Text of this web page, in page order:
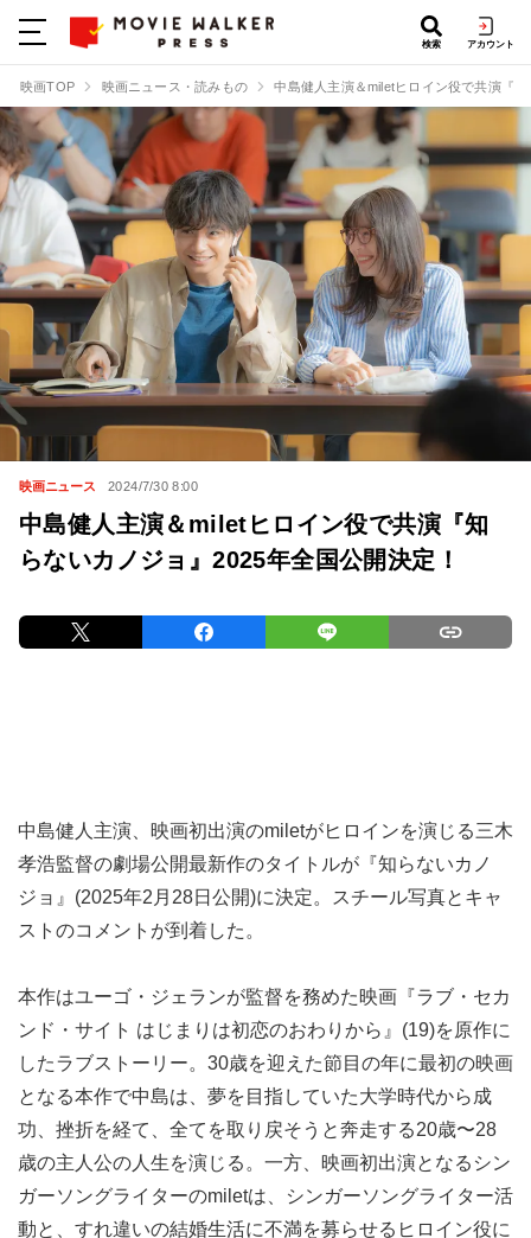
検索 アカウント
映画TOP 映画ニュース・読みもの 中島健人主演＆miletヒロイン役で共演『
映画ニュース 2024/7/30 8:00
中島健人主演＆miletヒロイン役で共演『知
らないカノジョ』2025年全国公開決定！
中島健人主演、映画初出演のmiletがヒロインを演じる三木
孝浩監督の劇場公開最新作のタイトルが『知らないカノ
ジョ』(2025年2月28日公開)に決定。スチール写真とキャ
ストのコメントが到着した。
本作はユーゴ・ジェランが監督を務めた映画『ラブ・セカ
ンド・サイト はじまりは初恋のおわりから』(19)を原作に
したラブストーリー。30歳を迎えた節目の年に最初の映画
となる本作で中島は、夢を目指していた大学時代から成
功、挫折を経て、全てを取り戻そうと奔走する20歳〜28
歳の主人公の人生を演じる。一方、映画初出演となるシン
ガーソングライターのmiletは、シンガーソングライター活
動と、すれ違いの結婚生活に不満を募らせるヒロイン役に